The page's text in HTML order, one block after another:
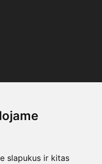
slapukus ir kitas